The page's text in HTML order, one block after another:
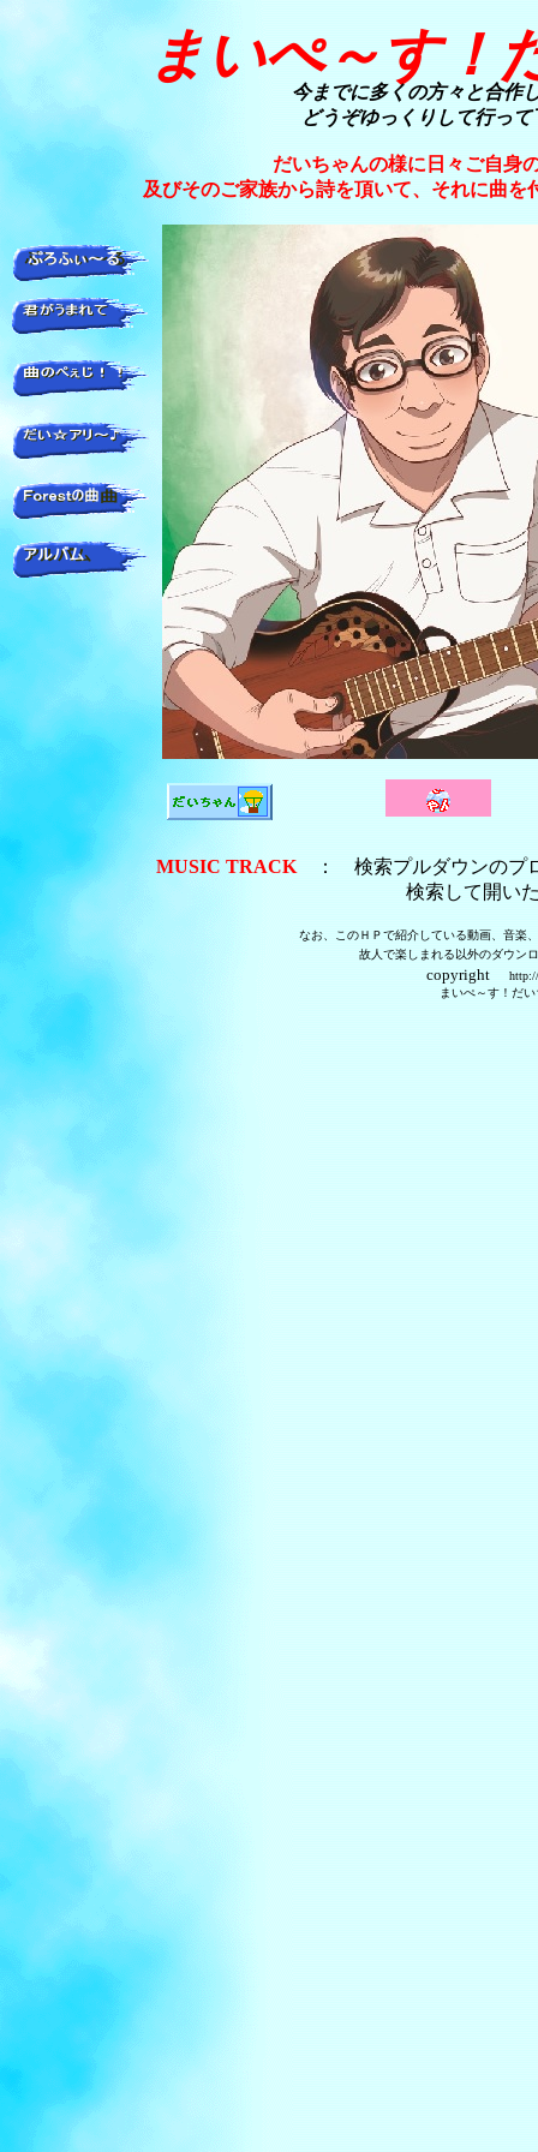
まいぺ～す！
MUSIC TRACK ： 検索プルダウンのプ
検索して開いたページで曲を
なお、このＨＰで紹介している動画、音楽
故人で楽しまれる以外のダウン
copyright
まいぺ～す！だい
今までに多くの方々と合作
どうぞゆっくりして行っ
だいちゃんの様に日々ご自身
及びそのご家族から詩を頂いて、それに曲